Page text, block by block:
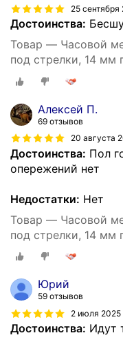
25 сентября
Достоинства:
Товар — Часовой
под стрелки, 14 мм
Алексей П.
69 отзывов
20 августа
Достоинства: Пол
опережений нет
Недостатки: Нет
Товар — Часовой
под стрелки, 14 мм
Юрий
59 отзывов
2 июля 2025
Достоинства: Идут